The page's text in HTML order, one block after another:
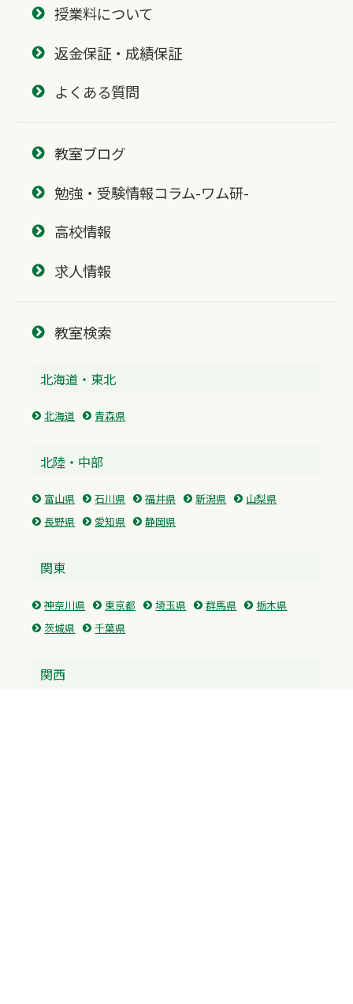
授業料について
返金保証・成績保証
よくある質問
教室ブログ
勉強・受験情報コラム-ワム研-
高校情報
求人情報
教室検索
北海道・東北
北海道 青森県
北陸・中部
富山県 石川県 福井県 新潟県
山梨県
長野県
愛知県 静岡県
関東
神奈川県 東京都 埼玉県 群馬県
栃木県
茨城県
千葉県
関西